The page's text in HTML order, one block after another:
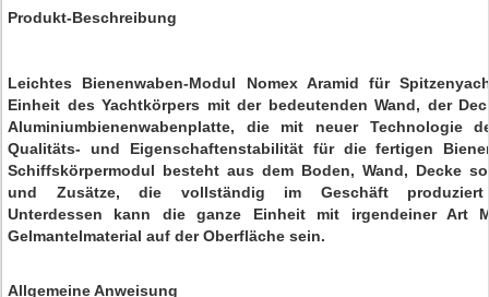
Produkt-Beschreibung
Leichtes Bienenwaben-Modul Nomex Aramid für
Einheit des Yachtkörpers mit der bedeutenden Wand, der
Aluminiumbienenwabenplatte, die mit neuer Technologie
Qualitäts- und Eigenschaftenstabilität für die fertigen
Schiffskörpermodul besteht aus dem Boden, Wand, Decke
und Zusätze, die vollständig im Geschäft
Unterdessen kann die ganze Einheit mit irgendeiner Art
Gelmantelmaterial auf der Oberfläche sein.
Allgemeine Anweisung